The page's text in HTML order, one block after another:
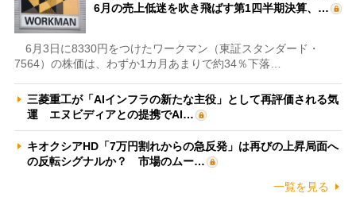
6月の売上低迷を吹き飛ばす第1四半期決算、…
6月3日に8330円をつけたワークマン（東証スタンダード・
7564）の株価は、わずか1カ月あまりで約34％下落…
三菱重工が「AIインフラの新たな主役」として再評価される気
運 エヌビディアとの提携でAI…
キオクシアHD「7万円割れからの急反発」は再びの上昇局面へ
の反転シグナルか？ 市場のムー…
一覧を見る